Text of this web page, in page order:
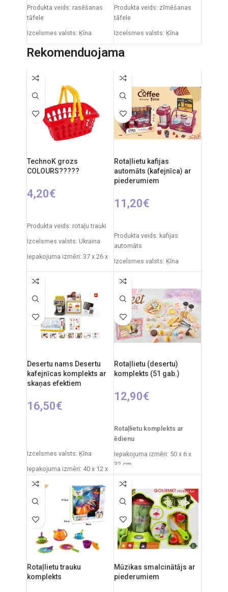
Produkta veids: rasēšanas
tāfele
Izcelsmes valsts: Ķīna
Iepakojuma izmēri: 91 x 5 x
55 cm
Produkta izmēri: 86 x 53 x 45
Produkta veids: zīmēšanas
tāfele
Izcelsmes valsts: Ķīna
x 76,5 cm
Produkta izmēri: 33 x 58 x 110
Ieteicamais vecums: no 3
gadiem.
Rekomenduojama
TechnoK grozs
COLOURS?????
4,20€
Produkta veids: rotaļu trauki
Izcelsmes valsts: Ukraina
Iepakojuma izmēri: 37 x 26 x
Svars: 0,3 kg
Produkta materiāls:
plastmasa
Ieteicamais vecums: no 3
gadiem.
Rotaļlietu kafijas
automāts (kafejnīca) ar
piederumiem
11,20€
Produkta veids: kafijas
automāts
Izcelsmes valsts: Ķīna
23 cm
Ieteicamais vecums: no 3
gadiem.
Desertu nams Desertu
kafejnīcas komplekts ar
skaņas efektiem
16,50€
Izcelsmes valsts: Ķīna
Iepakojuma izmēri: 40 x 12 x
22 cm
Izstrādājuma materiāls:
plastmasa
Ieteicamais vecums: no 3
gadiem
Elementi: 2 x AA.
Rotaļlietu (desertu)
komplekts (51 gab.)
12,90€
Rotaļlietu komplekts ar
ēdienu
Iepakojuma izmēri: 50 x 6 x
32 cm
Izcelsmes valsts: Ķīna
Ieteicamais vecums: no 3
gadiem.
Rotaļlietu trauku
komplekts
Mūzikas smalcinātājs ar
piederumiem